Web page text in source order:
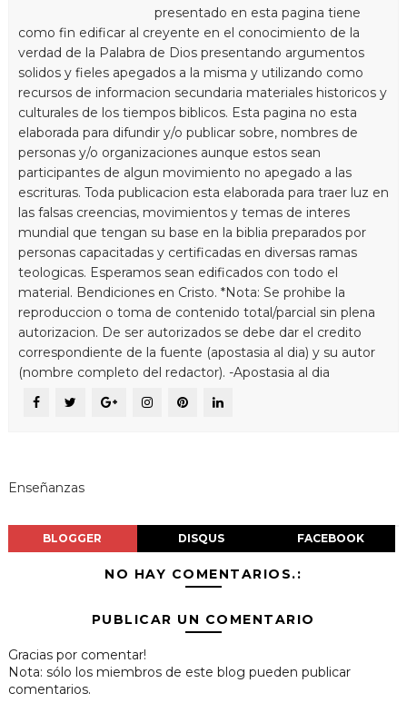
presentado en esta pagina tiene
como fin edificar al creyente en el conocimiento de la
verdad de la Palabra de Dios presentando argumentos
solidos y fieles apegados a la misma y utilizando como
recursos de informacion secundaria materiales historicos y
culturales de los tiempos biblicos. Esta pagina no esta
elaborada para difundir y/o publicar sobre, nombres de
personas y/o organizaciones aunque estos sean
participantes de algun movimiento no apegado a las
escrituras. Toda publicacion esta elaborada para traer luz en
las falsas creencias, movimientos y temas de interes
mundial que tengan su base en la biblia preparados por
personas capacitadas y certificadas en diversas ramas
teologicas. Esperamos sean edificados con todo el
material. Bendiciones en Cristo. *Nota: Se prohibe la
reproduccion o toma de contenido total/parcial sin plena
autorizacion. De ser autorizados se debe dar el credito
correspondiente de la fuente (apostasia al dia) y su autor
(nombre completo del redactor). -Apostasia al dia
Enseñanzas
BLOGGER DISQUS FACEBOOK
NO HAY COMENTARIOS.:
PUBLICAR UN COMENTARIO
Gracias por comentar!
Nota: sólo los miembros de este blog pueden publicar
comentarios.